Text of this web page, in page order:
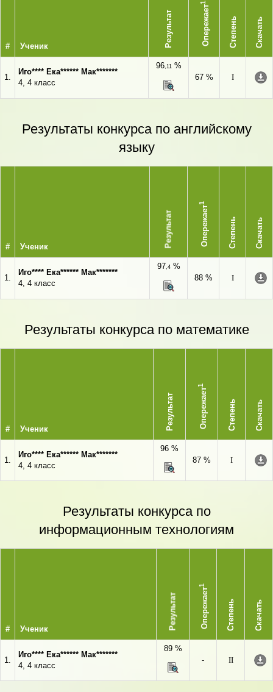
# Ученик Результат Опережает
1
Степень Скачать
1.
Иго**** Ека****** Мак*******
4, 4 класс
96,11%
67 %
I
Результаты конкурса по английскому
языку
# Ученик Результат Опережает
1
Степень Скачать
1.
Иго**** Ека****** Мак*******
4, 4 класс
97,4%
88 %
I
Результаты конкурса по математике
# Ученик Результат Опережает
1
Степень Скачать
1.
Иго**** Ека****** Мак*******
4, 4 класс
96 %
87 %
I
Результаты конкурса по
информационным технологиям
# Ученик Результат Опережает
1
Степень Скачать
1.
Иго**** Ека****** Мак*******
4, 4 класс
89 %
-
II